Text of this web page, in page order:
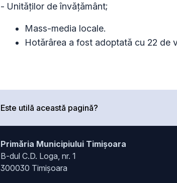
- Unităților de învățământ;
Mass-media locale.
Hotărârea a fost adoptată cu 22 de
Este utilă această pagină?
Primăria Municipiului Timișoara
B-dul C.D. Loga, nr. 1
300030 Timișoara